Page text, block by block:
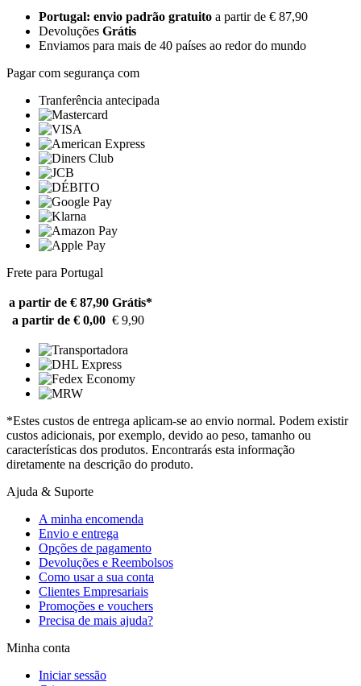
Portugal: envio padrão gratuito a partir de € 87,90
Devoluções Grátis
Enviamos para mais de 40 países ao redor do mundo
Pagar com segurança com
Tranferência antecipada
Frete para Portugal
a partir de € 87,90 Grátis*
a partir de € 0,00 € 9,90
*Estes custos de entrega aplicam-se ao envio normal. Podem existir
custos adicionais, por exemplo, devido ao peso, tamanho ou
características dos produtos. Encontrarás esta informação
diretamente na descrição do produto.
Ajuda & Suporte
A minha encomenda
Envio e entrega
Opções de pagamento
Devoluções e Reembolsos
Como usar a sua conta
Clientes Empresariais
Promoções e vouchers
Precisa de mais ajuda?
Minha conta
Iniciar sessão